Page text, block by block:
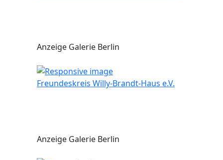
Anzeige Galerie Berlin
Freundeskreis Willy-Brandt-Haus e.V.
Anzeige Galerie Berlin